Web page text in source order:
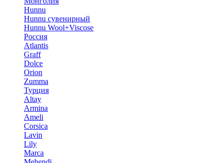
Hunnu
Hunnu сувенирный
Hunnu Wool+Viscose
Россия
Atlantis
Graff
Dolce
Orion
Zumma
Турция
Altay
Armina
Ameli
Corsica
Lavin
Lily
Marca